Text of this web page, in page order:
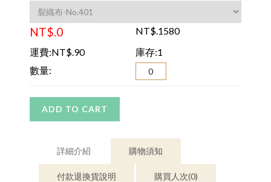
NT$.0
NT$.1580
運費:NT$.90
庫存:1
數量:
ADD TO CART
詳細介紹 購物須知
付款退換貨說明 購買人次(0)